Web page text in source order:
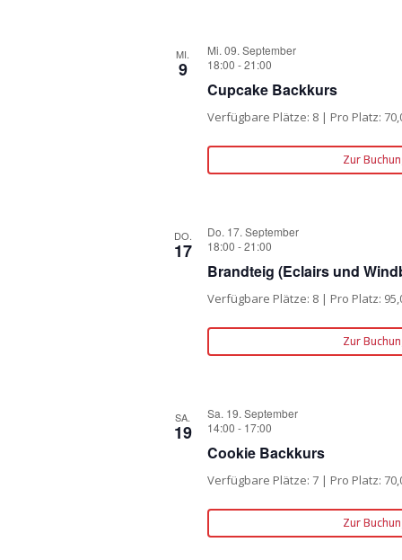
MI.
9
Mi. 09. September
18:00 -21:00
Cupcake Backkurs
Verfügbare Plätze: 8 | Pro Platz:
Zur
DO.
17
Do. 17. September
18:00 -21:00
Brandteig (Eclairs und
Verfügbare Plätze: 8 | Pro Platz:
Zur
SA.
19
Sa. 19. September
14:00 - 17:00
Cookie Backkurs
Verfügbare Plätze: 7 | Pro Platz:
Zur